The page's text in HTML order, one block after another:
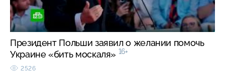
Президент Польши заявил о желании помочь
Украине «бить москаля» 16+
2526